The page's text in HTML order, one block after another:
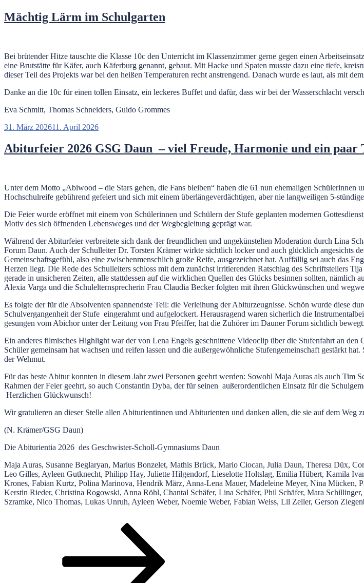
Mächtig Lärm im Schulgarten
Bei brütender Hitze tauschte die Klasse 10c den Unterricht im Klassenzimmer gerne gegen einen
eine Brutstätte für Käfer, auch Käferburg genannt, gebaut. Mit Hacke und Spaten musste dazu eine tiefe,
dieser Teil des Projekts war bei den heißen Temperaturen recht anstrengend. Danach wurde es laut, als mit
Danke an die 10c für einen tollen Einsatz, ein leckeres Buffet und dafür, dass wir bei der Wasserschlacht
Eva Schmitt, Thomas Schneiders, Guido Grommes
Veröffentlicht
31. März 202611. April 2026
Abiturfeier 2026 GSG Daun – viel Freude, Harmonie und ein paar
Unter dem Motto „Abiwood – die Stars gehen, die Fans bleiben“ haben die 61 nun ehemaligen
Hochschulreife gebührend gefeiert und sich mit einem überlängeverdächtigen, aber nie langweiligen 5-
Die Feier wurde eröffnet mit einem von Schülerinnen und Schülern der Stufe geplanten modernen
Motiv des sich öffnenden Lebensweges und der Wegbegleitung geprägt war.
Während der Abiturfeier verbreitete sich dank der freundlichen und ungekünstelten Moderation durch Lina
Forum Daun. Auch der Schulleiter Dr. Torsten Krämer wirkte sichtlich locker und auch glücklich angesichts
Gemeinschaftsgefühl, also eine zwischenmenschlich große Reife, ausgezeichnet hat. Auffällig sei auch das
Herzen liegt. Die Rede des Schulleiters schloss mit dem zunächst irritierenden Ratschlag des Schriftstellers
gerade in unsicheren Zeiten, alle stattdessen auf die wirklichen Quellen des Glücks besinnen sollten,
Alexia Varga und die Schulelternsprecherin Frau Claudia Becker folgten mit ihren Glückwünschen und
Es folgte der für die Absolventen spannendste Teil: die Verleihung der Abiturzeugnisse. Schön wurde diese
Schulvergangenheit der Stufe eingerahmt und aufgelockert. Herausragend waren sicherlich die
gesungen vom Abichor unter der Leitung von Frau Pfeiffer, hat die Zuhörer im Dauner Forum sichtlich bewegt.
Ein anderes filmisches Highlight war der von Lena Engels geschnittene Videoclip über die Stufenfahrt an
Schüler gemeinsam hat wachsen und reifen lassen und die außergewöhnliche Stufengemeinschaft gestärkt
der Wehmut.
Für das beste Abitur konnten in diesem Jahr zwei Personen geehrt werden: Sowohl Maja Auras als auch
Rahmen der Feier geehrt, so auch Constantin Dyba, der für seinen außerordentlichen Einsatz für die
Herzlichen Glückwunsch!
Wir gratulieren an dieser Stelle allen Abiturientinnen und Abiturienten und danken allen, die sie auf dem Weg
(N. Krämer/GSG Daun)
Die Abiturientia 2026 des Geschwister-Scholl-Gymnasiums Daun
Maja Auras, Susanne Beglaryan, Marius Bonzelet, Mathis Brück, Mario Ciocan, Julia Daun, Theresa Düx,
Leo Gilles, Ayleen Gutknecht, Philipp Hay, Juliette Hilgendorf, Lieselotte Holtslag, Emilia Hübert, Kamila
Krones, Fabian Kurtz, Polina Marinova, Hendrik März, Anna-Lena Mauer, Madeleine Meyer, Nina Mücken,
Kerstin Rieder, Christina Rogowski, Anna Röhl, Chantal Schäfer, Lina Schäfer, Phil Schäfer, Mara
Szramke, Nico Thomas, Lukas Unruh, Ayleen Weber, Noemie Weber, Fabian Weiss, Lil Zeller, Gerson